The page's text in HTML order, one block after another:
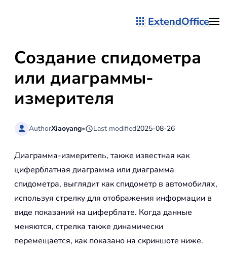
ExtendOffice
Создание спидометра
или диаграммы-
измерителя
AuthorXiaoyang• Last modified2025-08-26
Диаграмма-измеритель, также известная как
циферблатная диаграмма или диаграмма
спидометра, выглядит как спидометр в автомобилях,
используя стрелку для отображения информации в
виде показаний на циферблате. Когда данные
меняются, стрелка также динамически
перемещается, как показано на скриншоте ниже.